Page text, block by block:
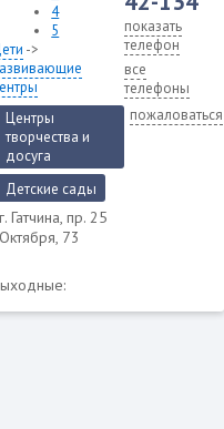
4
5
->
Центры
творчества и
досуга
Детские сады
г. Гатчина, пр. 25
Октября, 73
показать
телефон
все
телефоны
пожаловаться